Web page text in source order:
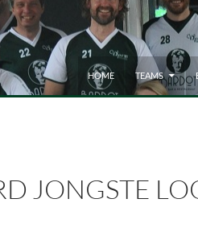
HOME TEAMS
JONGSTE